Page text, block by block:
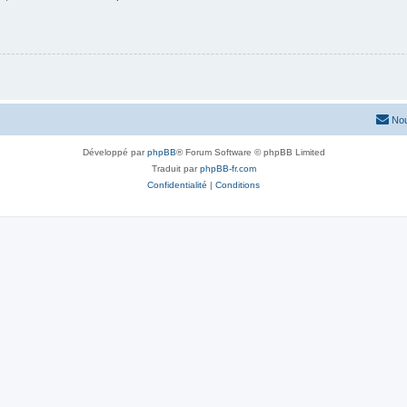
Développé parphpBB® Forum Software © phpBB Limited
Traduit parphpBB-fr.com
Confidentialité | Conditions